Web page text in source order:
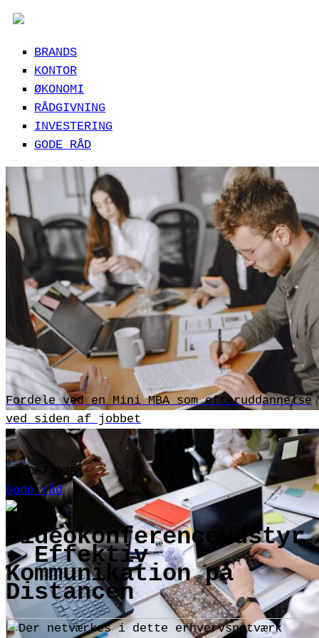
BRANDS
KONTOR
ØKONOMI
RÅDGIVNING
INVESTERING
GODE RÅD
Fordele ved en Mini MBA som efteruddannelse
ved siden af jobbet
28/05/2025
Gode råd
Videokonferenceudstyr
– Effektiv
Kommunikation på
Distancen